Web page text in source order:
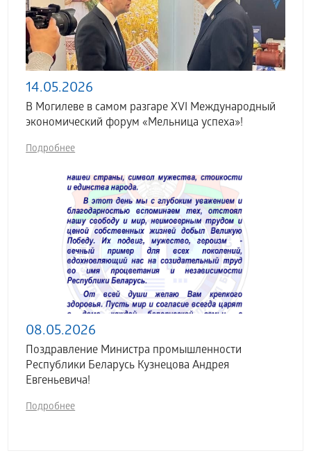
14.05.2026
В Могилеве в самом разгаре XVI Международный
экономический форум «Мельница успеха»!
Подробнее
08.05.2026
Поздравление Министра промышленности
Республики Беларусь Кузнецова Андрея
Евгеньевича!
Подробнее